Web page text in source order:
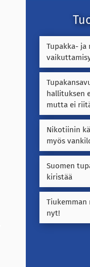
Tupakka-
hallituksen
mutta ei
Nikotiinin
myös
Suomen
kiristää
nyt!